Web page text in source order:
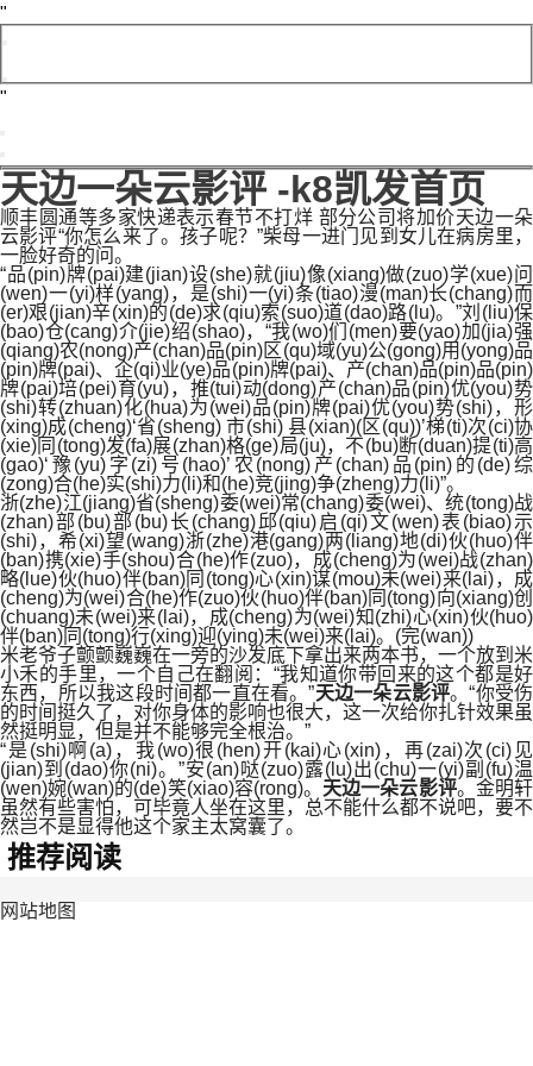
天边一朵云影评 -k8凯发首页
顺丰圆通等多家快递表示春节不打烊 部分公司将加价天边一朵
云影评“你怎么来了。孩子呢？”柴母一进门见到女儿在病房里，
一脸好奇的问。
“品(pin)牌(pai)建(jian)设(she)就(jiu)像(xiang)做(zuo)学(xue)问
(wen)一(yi)样(yang)，是(shi)一(yi)条(tiao)漫(man)长(chang)而
(er)艰(jian)辛(xin)的(de)求(qiu)索(suo)道(dao)路(lu)。”刘(liu)保
(bao)仓(cang)介(jie)绍(shao)，“我(wo)们(men)要(yao)加(jia)强
(qiang)农(nong)产(chan)品(pin)区(qu)域(yu)公(gong)用(yong)品
(pin)牌(pai)、企(qi)业(ye)品(pin)牌(pai)、产(chan)品(pin)品(pin)
牌(pai)培(pei)育(yu)，推(tui)动(dong)产(chan)品(pin)优(you)势
(shi)转(zhuan)化(hua)为(wei)品(pin)牌(pai)优(you)势(shi)，形
(xing)成(cheng)‘省(sheng) 市(shi) 县(xian)(区(qu))’梯(ti)次(ci)协
(xie)同(tong)发(fa)展(zhan)格(ge)局(ju)，不(bu)断(duan)提(ti)高
(gao)‘豫(yu)字(zi)号(hao)’农(nong)产(chan)品(pin)的(de)综
(zong)合(he)实(shi)力(li)和(he)竞(jing)争(zheng)力(li)”。
浙(zhe)江(jiang)省(sheng)委(wei)常(chang)委(wei)、统(tong)战
(zhan)部(bu)部(bu)长(chang)邱(qiu)启(qi)文(wen)表(biao)示
(shi)，希(xi)望(wang)浙(zhe)港(gang)两(liang)地(di)伙(huo)伴
(ban)携(xie)手(shou)合(he)作(zuo)，成(cheng)为(wei)战(zhan)
略(lue)伙(huo)伴(ban)同(tong)心(xin)谋(mou)未(wei)来(lai)，成
(cheng)为(wei)合(he)作(zuo)伙(huo)伴(ban)同(tong)向(xiang)创
(chuang)未(wei)来(lai)，成(cheng)为(wei)知(zhi)心(xin)伙(huo)
伴(ban)同(tong)行(xing)迎(ying)未(wei)来(lai)。(完(wan))
米老爷子颤颤巍巍在一旁的沙发底下拿出来两本书，一个放到米
小禾的手里，一个自己在翻阅：“我知道你带回来的这个都是好
东西，所以我这段时间都一直在看。”天边一朵云影评。“你受伤
的时间挺久了，对你身体的影响也很大，这一次给你扎针效果虽
然挺明显，但是并不能够完全根治。”
“是(shi)啊(a)，我(wo)很(hen)开(kai)心(xin)，再(zai)次(ci)见
(jian)到(dao)你(ni)。”安(an)哒(zuo)露(lu)出(chu)一(yi)副(fu)温
(wen)婉(wan)的(de)笑(xiao)容(rong)。 天边一朵云影评。金明轩
虽然有些害怕，可毕竟人坐在这里，总不能什么都不说吧，要不
然岂不是显得他这个家主太窝囊了。
推荐阅读
网站地图